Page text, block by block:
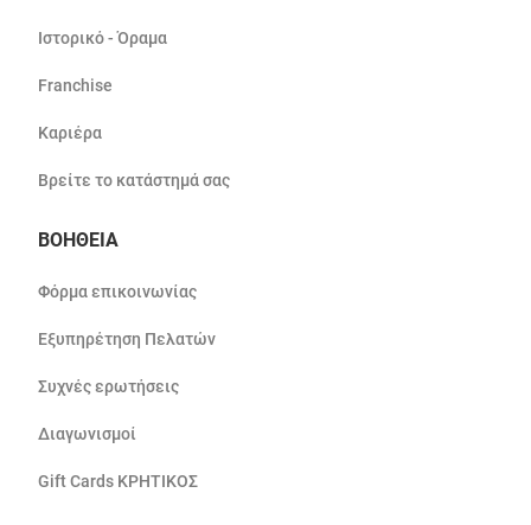
Ιστορικό - Όραμα
Franchise
Καριέρα
Βρείτε το κατάστημά σας
ΒΟΗΘΕΙΑ
Φόρμα επικοινωνίας
Εξυπηρέτηση Πελατών
Συχνές ερωτήσεις
Διαγωνισμοί
Gift Cards ΚΡΗΤΙΚΟΣ